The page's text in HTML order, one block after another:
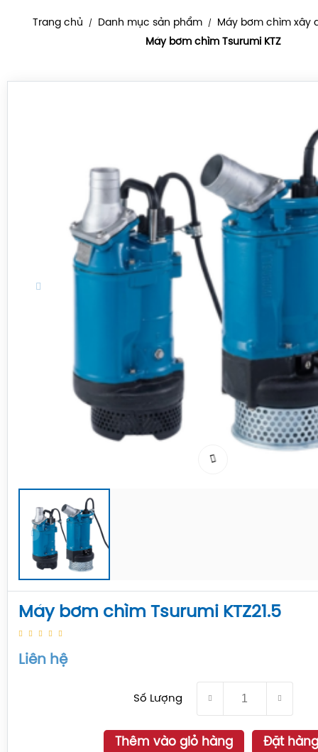
Trang chủ / Danh mục sản phẩm /
Máy bơm chìm xây
Máy bơm chìm Tsurumi KTZ
Máy bơm chìm Tsurumi KTZ21.5
Liên hệ
Số Lượng
Thêm vào giỏ hàng Đặt hàng